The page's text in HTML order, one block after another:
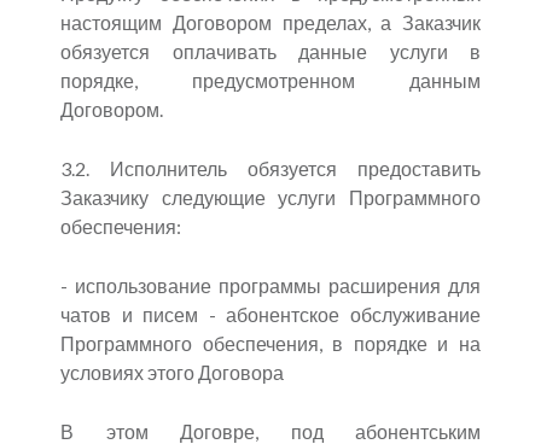
настоящим Договором пределах, а Заказчик
обязуется оплачивать данные услуги в
порядке, предусмотренном данным
Договором.
3.2. Исполнитель обязуется предоставить
Заказчику следующие услуги Программного
обеспечения:
- использование программы расширения для
чатов и писем - абонентское обслуживание
Программного обеспечения, в порядке и на
условиях этого Договора
В этом Договре, под абонентським